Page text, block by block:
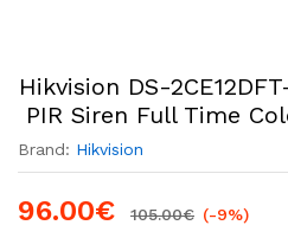
Hikvision DS-
PIR Siren Full Time
Brand: Hikvision
96.00€ 105.00€ (-9%)